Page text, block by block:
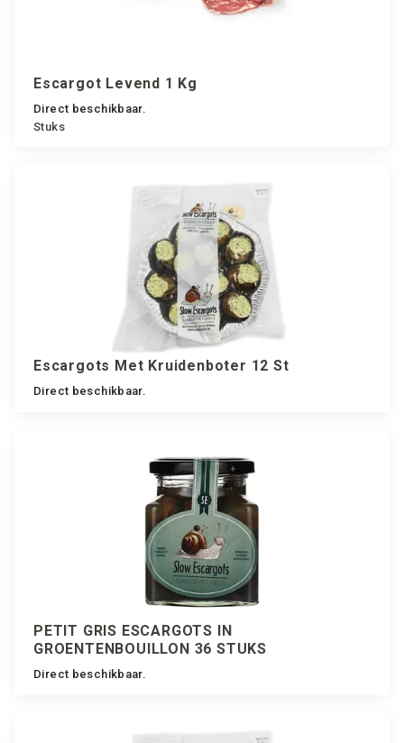
Escargot Levend 1 Kg
Direct beschikbaar.
Stuks
Escargots Met Kruidenboter 12 St
Direct beschikbaar.
PETIT GRIS ESCARGOTS IN
GROENTENBOUILLON 36 STUKS
Direct beschikbaar.